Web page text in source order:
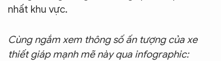
nhất khu vực.
Cùng ngắm xem thông số ấn tượng của xe
thiết giáp mạnh mẽ này qua infographic: